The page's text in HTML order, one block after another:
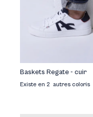
Baskets Regate - cuir
Existe en 2 autres coloris